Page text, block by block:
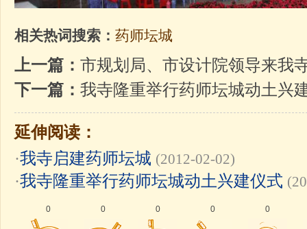
相关热词搜索： 药师坛城
上一篇： 市规划局、市设计院领导来我
下一篇： 我寺隆重举行药师坛城动土兴
延伸阅读：
·我寺启建药师坛城 (2012-02-02)
·我寺隆重举行药师坛城动土兴建仪式
0 0 0 0 0